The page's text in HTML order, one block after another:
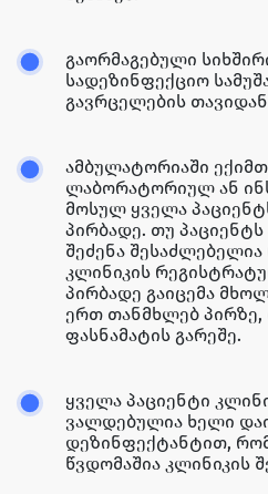
გაორმაგებული
სადეზინფექციო
გავრცელების
ამბულატორიაში
ლაბორატორიულ ან
მოსულ ყველა
პირბადე. თუ პაციენტს
შეძენა
კლინიკის
პირბადე გაიცემა
ერთ თანმხლებ
ფასნამატის გარეშე.
ყველა პაციენტი
ვალდებულია ხელი
დეზინფექტანტით,
წვდომაშია კლინიკის